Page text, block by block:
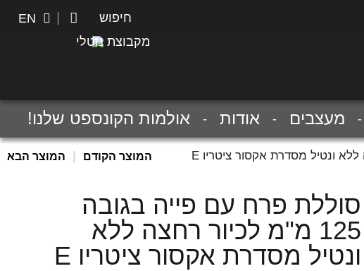
חיפוש EN
מקבוצת נוטלי
מעצבים אודות אולמות הקונספט שלנו!
המוצר הקודם המוצר הבא
סוללת פרח עם פייה בגובה
125 מ"מ לכיור רחצה ללא
ונטיל מסדרת אקסור ציטריו E